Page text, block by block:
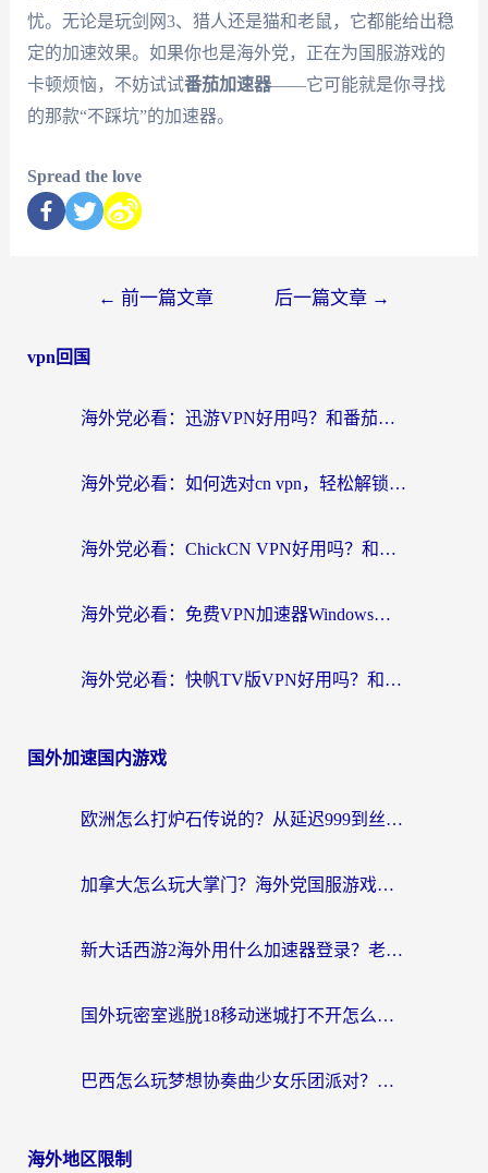
忧。无论是玩剑网3、猎人还是猫和老鼠，它都能给出稳
定的加速效果。如果你也是海外党，正在为国服游戏的
卡顿烦恼，不妨试试番茄加速器——它可能就是你寻找
的那款“不踩坑”的加速器。
Spread the love
← 前一篇文章 后一篇文章 →
vpn回国
海外党必看：迅游VPN好用吗？和番茄加速器VPN对比哪个回国效果更好？
海外党必看：如何选对cn vpn，轻松解锁国内影音游戏？
海外党必看：ChickCN VPN好用吗？和星河VPN对比哪个回国效果更好？附真实体验+避坑指南
海外党必看：免费VPN加速器Windows版怎么选？附真实测评与无缝访问国内资源指南
海外党必看：快帆TV版VPN好用吗？和hi龟龟VPN对比哪个回国效果更好？附免费加速器选择指南
国外加速国内游戏
欧洲怎么打炉石传说的？从延迟999到丝滑上分，我找到了靠谱加速器
加拿大怎么玩大掌门？海外党国服游戏加速避坑指南（附实用工具推荐）
新大话西游2海外用什么加速器登录？老玩家亲测有效的国服游戏加速指南
国外玩密室逃脱18移动迷城打不开怎么办？海外玩家亲测有效的解决指南
巴西怎么玩梦想协奏曲少女乐团派对？海外党必看的国服游戏加速全攻略（附波兰天涯明月刀实用技巧）
海外地区限制